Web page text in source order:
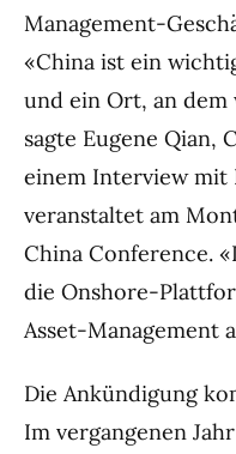
Management-
«China ist ein
und ein Ort, an
sagte Eugene Qian,
einem Interview mit
veranstaltet am
China Conference.
die Onshore-
Asset-Management
Die Ankündigung
Im vergangenen